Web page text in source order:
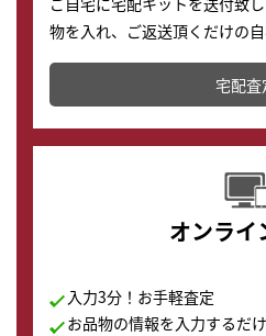
物を入れ、ご返送頂くだけの
テムです。
配送でも簡単&安全に査定・買
す。
宅配査
オンライ
入力3分！お手軽査定
お品物の情報を入力するだけ